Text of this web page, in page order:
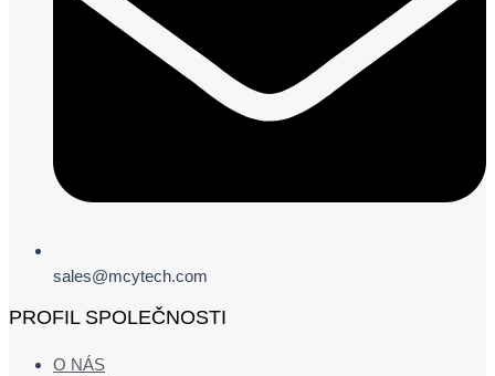
sales@mcytech.com
PROFIL SPOLEČNOSTI
O NÁS